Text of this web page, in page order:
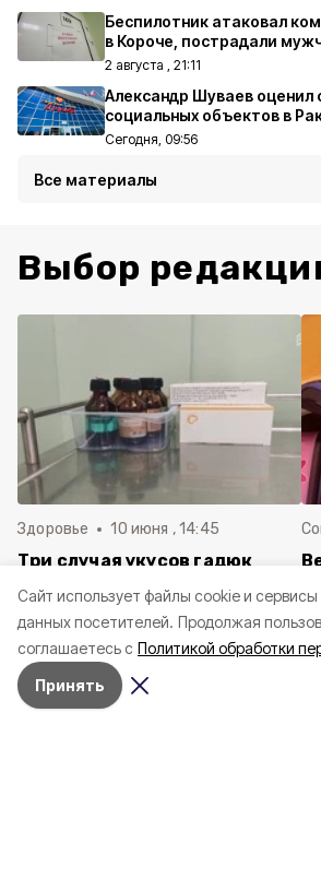
Cайт использует файлы cookie и
данных посетителей. Продолжая
соглашаетесь с Политикой обработки
Принять
Беспилотник атаковал
в Короче, пострадали
2 августа , 21:11
Александр Шуваев оценил
социальных объектов в
Сегодня, 09:56
Все материалы
Выбор
Здоровье 10 июня , 14:45
Три случая укусов гадюк
Белгородской области с
начала года
в